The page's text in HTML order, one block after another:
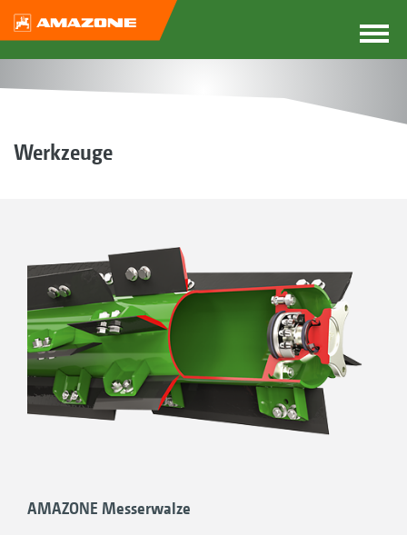
Werkzeuge
AMAZONE Messerwalze